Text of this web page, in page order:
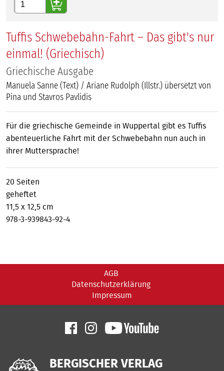
Tuffis Schwebebahn-Fahrt – Das gibt's nur
einmal! (Griechisch)
Griechische Ausgabe
Manuela Sanne (Text) / Ariane Rudolph (Illstr.) übersetzt von
Pina und Stavros Pavlidis
Für die griechische Gemeinde in Wuppertal gibt es Tuffis
abenteuerliche Fahrt mit der Schwebebahn nun auch in
ihrer Muttersprache!
20 Seiten
geheftet
11,5 x 12,5 cm
978-3-939843-92-4
AGB
Datenschutzerklärung
Impressum
BERGISCHER VERLAG